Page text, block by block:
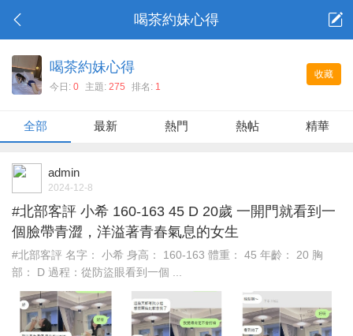
喝茶約妹心得
收藏
喝茶約妹心得
今日:0 主題:275 排名: 1
全部 最新 熱門 熱帖 精華
admin
2024-12-8
#北部客評 小希 160-163 45 D 20歲 一開門就看到一
個臉帶青澀，洋溢著青春氣息的女生
#北部客評 名字： 小希 身高： 160-163 體重： 45 年齡： 20 胸
部： D 過程：從防盜眼看到一個 ...